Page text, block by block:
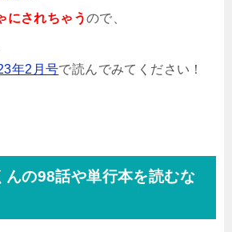
にされちゃうので、
年2月号で読んでみてください！
んの98話や単行本を読むな